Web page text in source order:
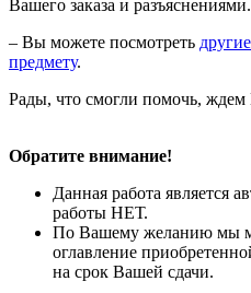
Вашего заказа и разъяснениями.
– Вы можете посмотреть
предмету.
Рады, что смогли помочь, ждем
Обратите внимание!
Данная работа является
работы НЕТ.
По Вашему желанию мы
оглавление
на срок Вашей сдачи.